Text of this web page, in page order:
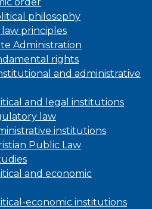
philosophy
principles
Administration
rights
and administrative
and legal institutions
law
institutions
Public Law
and economic
economic institutions